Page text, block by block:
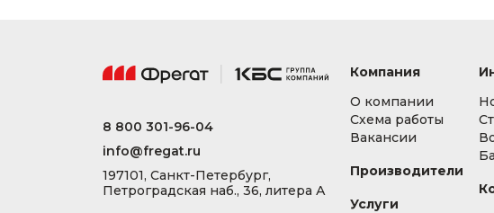
8 800 301-96-04
info@fregat.ru
197101, Санкт-Петербург,
Петроградская наб., 36, литера А
Компания
О компании
Схема работы
Вакансии
Производители
Услуги